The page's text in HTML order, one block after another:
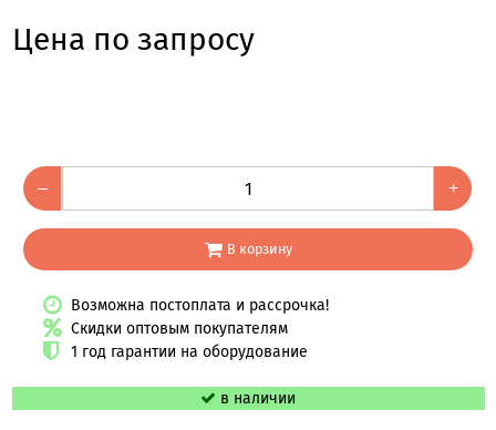
Цена по запросу
– +
В корзину
Возможна постоплата и рассрочка!
Скидки оптовым покупателям
1 год гарантии на оборудование
в наличии